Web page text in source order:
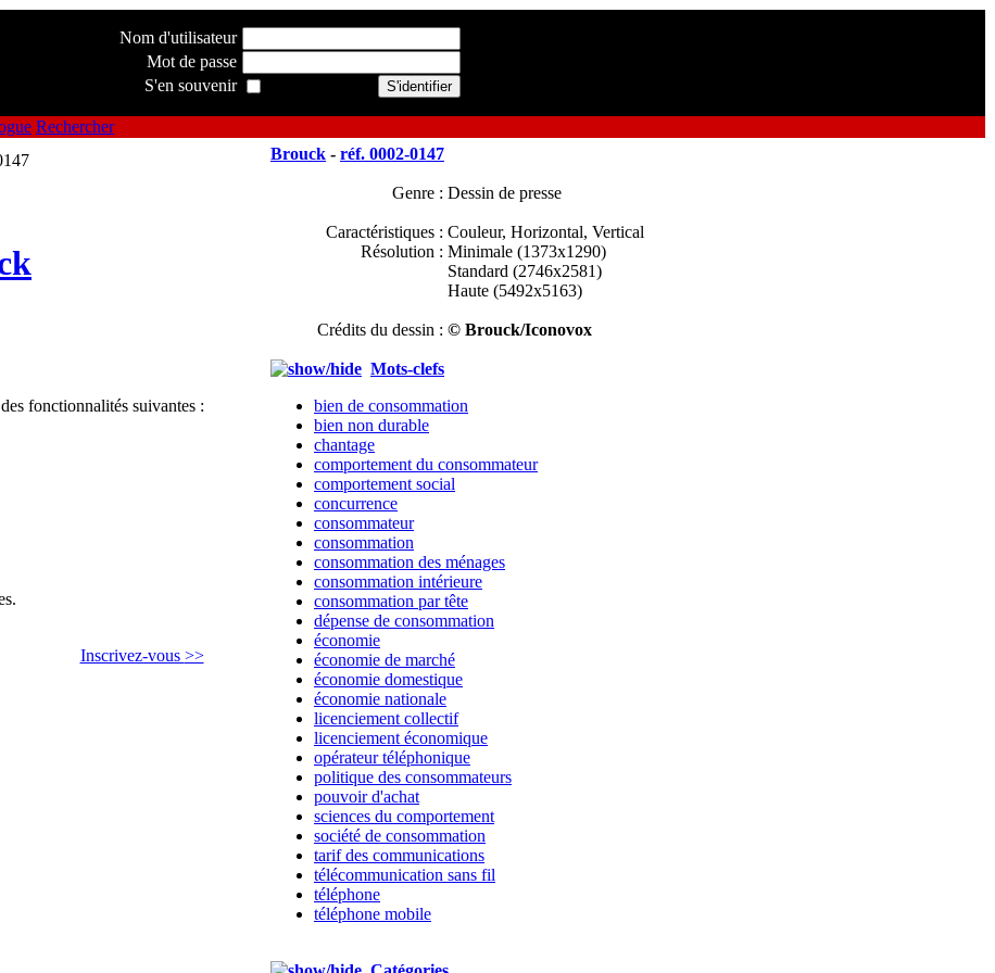
Nom d'utilisateur
Mot de passe
S'en souvenir
Rechercher
fonctionnalités suivantes :
Inscrivez-vous >>
Brouck - réf. 0002-0147
Genre : Dessin de presse
Caractéristiques : Couleur, Horizontal, Vertical
Résolution : Minimale (1373x1290)
Standard (2746x2581)
Haute (5492x5163)
Crédits du dessin : © Brouck/Iconovox
Mots-clefs
bien de consommation
bien non durable
chantage
comportement du consommateur
comportement social
concurrence
consommateur
consommation
consommation des ménages
consommation intérieure
consommation par tête
dépense de consommation
économie
économie de marché
économie domestique
économie nationale
licenciement collectif
licenciement économique
opérateur téléphonique
politique des consommateurs
pouvoir d'achat
sciences du comportement
société de consommation
tarif des communications
télécommunication sans fil
téléphone
téléphone mobile